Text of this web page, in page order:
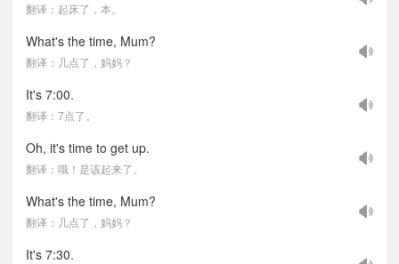
翻译：起床了，本。
What's the time, Mum?
翻译：几点了，妈妈？
It's 7:00.
翻译：7点了。
Oh, it's time to get up.
翻译：哦！是该起来了。
What's the time, Mum?
翻译：几点了，妈妈？
It's 7:30.